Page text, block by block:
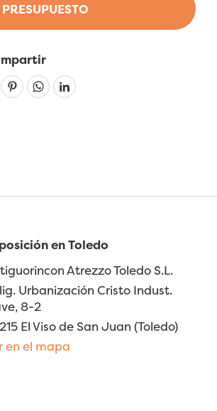
Linkedin
en Toledo
Atrezzo Toledo S.L.
Urbanización Cristo Indust.
8-2
El Viso de San Juan (Toledo)
en el mapa